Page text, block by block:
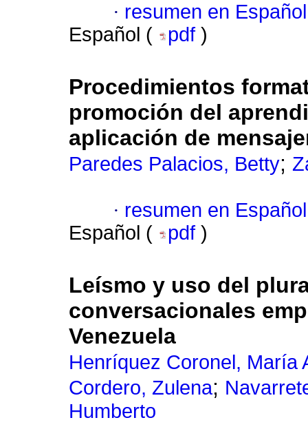
· resumen en Español
Español (
pdf )
Procedimientos
promoción del
aplicación de
Paredes Palacios, Betty;
· resumen en Español
Español (
pdf )
Leísmo y uso del
conversacionales
Venezuela
Henríquez Coronel, María
Cordero, Zulena;
Humberto